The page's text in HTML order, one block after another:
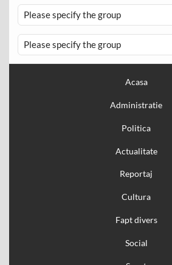
Please specify the group
Please specify the group
Acasa
Administratie
Politica
Actualitate
Reportaj
Cultura
Fapt divers
Social